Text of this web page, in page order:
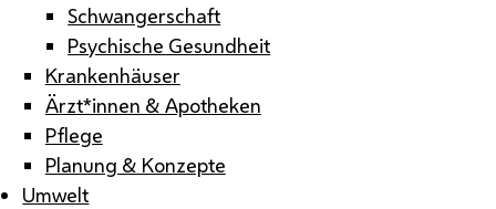
Schwangerschaft
Psychische Gesundheit
Krankenhäuser
Ärzt*innen & Apotheken
Pflege
Planung & Konzepte
Umwelt